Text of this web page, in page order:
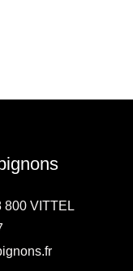
800 VITTEL